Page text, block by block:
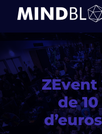
ZEvent
de